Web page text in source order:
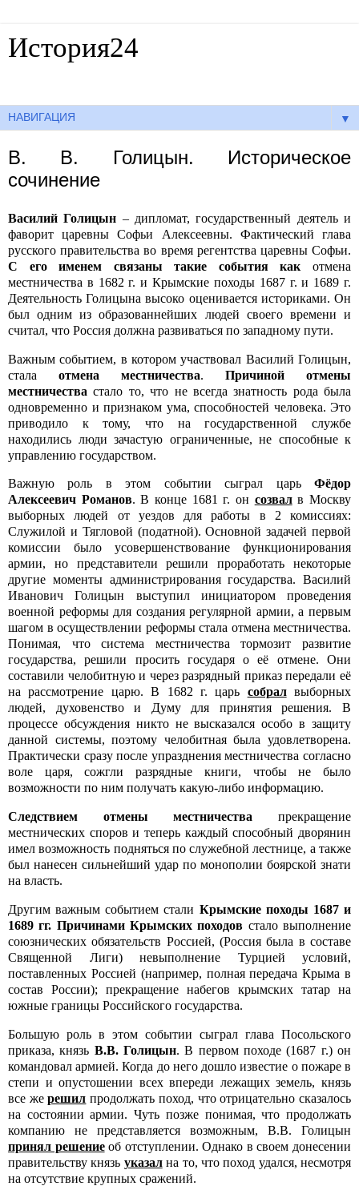
История24
▼
В. В. Голицын. Историческое
сочинение
Василий Голицын – дипломат, государственный деятель и
фаворит царевны Софьи Алексеевны. Фактический глава
русского правительства во время регентства царевны Софьи.
С его именем связаны такие события как отмена
местничества в 1682 г. и Крымские походы 1687 г. и 1689 г.
Деятельность Голицына высоко оценивается историками. Он
был одним из образованнейших людей своего времени и
считал, что Россия должна развиваться по западному пути.
Важным событием, в котором участвовал Василий Голицын,
стала отмена местничества. Причиной отмены
местничества стало то, что не всегда знатность рода была
одновременно и признаком ума, способностей человека. Это
приводило к тому, что на государственной службе
находились люди зачастую ограниченные, не способные к
управлению государством.
Важную роль в этом событии сыграл царь Фёдор
Алексеевич Романов. В конце 1681 г. он созвалв Москву
выборных людей от уездов для работы в 2 комиссиях:
Служилой и Тягловой (податной). Основной задачей первой
комиссии было усовершенствование функционирования
армии, но представители решили проработать некоторые
другие моменты администрирования государства. Василий
Иванович Голицын выступил инициатором проведения
военной реформы для создания регулярной армии, а первым
шагом в осуществлении реформы стала отмена местничества.
Понимая, что система местничества тормозит развитие
государства, решили просить государя о её отмене. Они
составили челобитную и через разрядный приказ передали её
на рассмотрение царю. В 1682 г. царь собралвыборных
людей, духовенство и Думу для принятия решения. В
процессе обсуждения никто не высказался особо в защиту
данной системы, поэтому челобитная была удовлетворена.
Практически сразу после упразднения местничества согласно
воле царя, сожгли разрядные книги, чтобы не было
возможности по ним получать какую-либо информацию.
Следствием отмены местничества прекращение
местнических споров и теперь каждый способный дворянин
имел возможность подняться по служебной лестнице, а также
был нанесен сильнейший удар по монополии боярской знати
на власть.
Другим важным событием стали Крымские походы 1687 и
1689 гг. Причинами Крымских походов стало выполнение
союзнических обязательств Россией, (Россия была в составе
Священной Лиги) невыполнение Турцией условий,
поставленных Россией (например, полная передача Крыма в
состав России); прекращение набегов крымских татар на
южные границы Российского государства.
Большую роль в этом событии сыграл глава Посольского
приказа, князь В.В. Голицын. В первом походе (1687 г.) он
командовал армией. Когда до него дошло известие о пожаре в
степи и опустошении всех впереди лежащих земель, князь
все жерешил продолжать поход, что отрицательно сказалось
на состоянии армии. Чуть позже понимая, что продолжать
компанию не представляется возможным, В.В. Голицын
принял решениеоб отступлении. Однако в своем донесении
правительству князь указална то, что поход удался, несмотря
на отсутствие крупных сражений.